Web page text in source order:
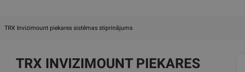
TRX Invizimount piekares sistēmas stiprinājums
TRX INVIZIMOUNT PIEKARES